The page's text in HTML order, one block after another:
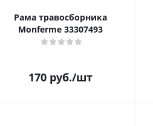
Рама травосборника
Monferme 33307493
170руб./шт